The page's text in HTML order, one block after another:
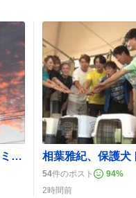
TAROさん、盆踊りリミックス配信で「おはよう」盛り上がり
54件のポスト 94%
2時間前